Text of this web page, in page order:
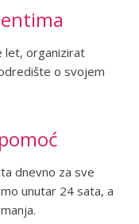
let, organizirat
o svojem
dnevno za sve
unutar 24 sata, a